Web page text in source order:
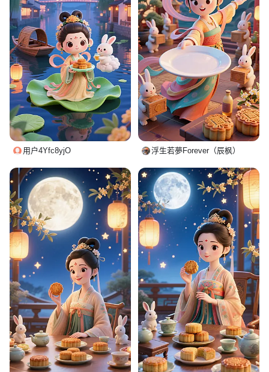
用户4Yfc8yjO 浮生若夢Forever（辰枫）